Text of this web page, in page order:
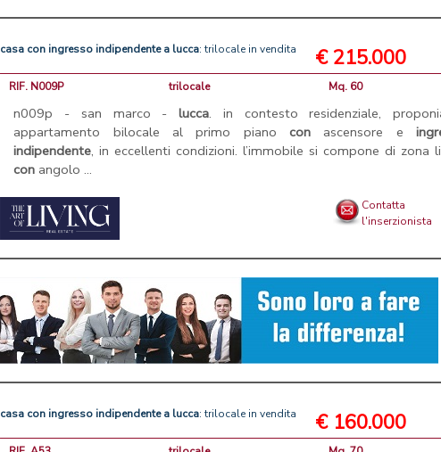
casa con ingresso indipendente a lucca: trilocale in vendita € 215.000
RIF. N009P trilocale Mq. 60
n009p - san marco -lucca. in contesto residenziale,
appartamento bilocale al primo piano con ascensore e
indipendente, in eccellenti condizioni. l’immobile si compone di zona
con angolo ...
Contatta
l'inserzionista
casa con ingresso indipendente a lucca: trilocale in vendita € 160.000